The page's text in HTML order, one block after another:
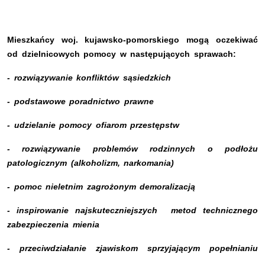
Mieszkańcy woj. kujawsko-pomorskiego mogą oczekiwać
od dzielnicowych pomocy w następujących sprawach:
- rozwiązywanie konfliktów sąsiedzkich
- podstawowe poradnictwo prawne
- udzielanie pomocy ofiarom przestępstw
- rozwiązywanie problemów rodzinnych o podłożu
patologicznym (alkoholizm, narkomania)
- pomoc nieletnim zagrożonym demoralizacją
- inspirowanie najskuteczniejszych metod technicznego
zabezpieczenia mienia
- przeciwdziałanie zjawiskom sprzyjającym popełnianiu